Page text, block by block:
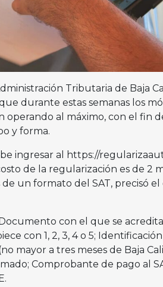
Tributaria de Baja
durante estas semanas los
operando al máximo, con el fin
y forma.
ingresar al https://
de la regularización es de 2
un formato del SAT, precisó
Documento con el que se
con 1, 2, 3, 4 o 5;
mayor a tres meses de Baja
Comprobante de pago al